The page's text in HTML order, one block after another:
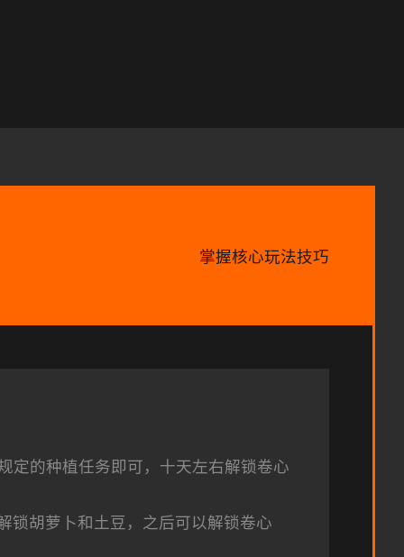
掌握核心玩法技巧
定的种植任务即可，十天左右解锁卷心
锁胡萝卜和土豆，之后可以解锁卷心